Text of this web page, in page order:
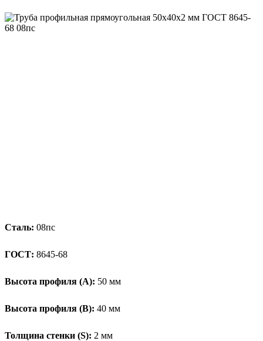
Сталь: 08пс
ГОСТ: 8645-68
Высота профиля (А): 50 мм
Высота профиля (B): 40 мм
Толщина стенки (S): 2 мм